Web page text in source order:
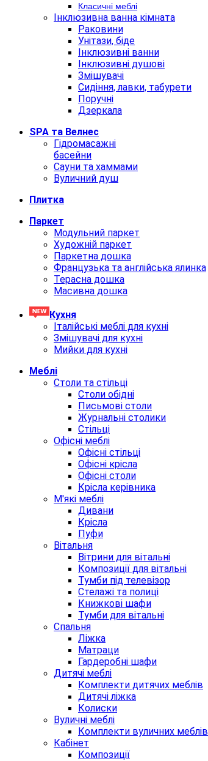
Класичні меблі
Інклюзивна ванна кімната
Раковини
Унітази, біде
Інклюзивні ванни
Інклюзивні душові
Змішувачі
Сидіння, лавки, табурети
Поручні
Дзеркала
SPA та Велнес
Гідромасажні
басейни
Сауни та хаммами
Вуличний душ
Плитка
Паркет
Модульний паркет
Художній паркет
Паркетна дошка
Французька та англійська ялинка
Терасна дошка
Масивна дошка
Кухня
Італійські меблі для кухні
Змішувачі для кухні
Мийки для кухні
Меблi
Столи та стільці
Столи обідні
Письмові столи
Журнальні столики
Стільці
Офісні меблі
Офісні стільці
Офісні крісла
Офісні столи
Крісла керівника
М'які меблі
Дивани
Крісла
Пуфи
Вітальня
Вітрини для вітальні
Композиції для вітальні
Тумби під телевізор
Стелажі та полиці
Книжкові шафи
Тумби для вітальні
Спальня
Ліжка
Матраци
Гардеробні шафи
Дитячі меблі
Комплекти дитячих меблів
Дитячі ліжка
Колиски
Вуличні меблі
Комплекти вуличних меблів
Кабінет
Композиції